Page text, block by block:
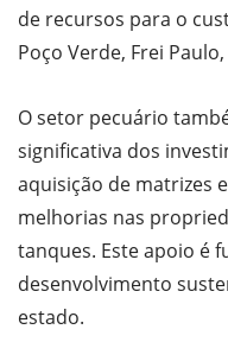
de recursos para o
Poço Verde, Frei
O setor pecuário
significativa dos
aquisição de matrizes
melhorias nas
tanques. Este apoio é
desenvolvimento
estado.